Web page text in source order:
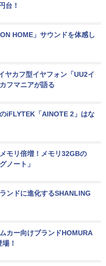
台！
HOME」サウンドを体感し
ヤカフ型イヤフォン「UU2イ
フマニアが語る
iFLYTEK「AINOTE 2」はな
モリ倍増！メモリ32GBの
ノート」
ンドに進化するSHANLING
カー向けブランドHOMURA
！